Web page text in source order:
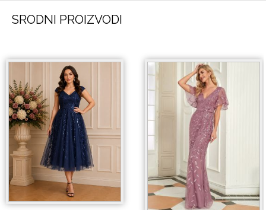
SRODNI PROIZVODI